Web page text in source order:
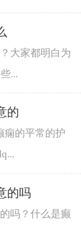
大家都明白为
...
的
痫的平常的护
的吗
吗？什么是癫